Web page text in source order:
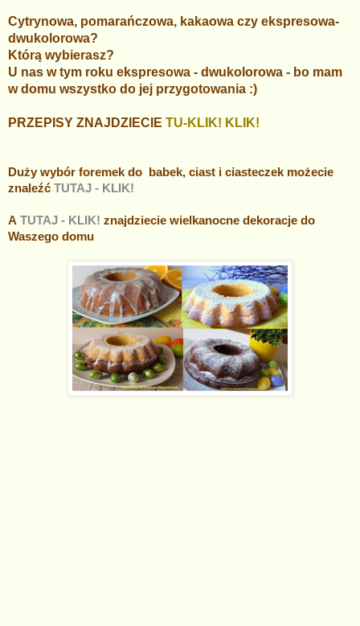
Cytrynowa, pomarańczowa, kakaowa czy ekspresowa-
dwukolorowa?
Którą wybierasz?
U nas w tym roku ekspresowa - dwukolorowa - bo mam
w domu wszystko do jej przygotowania :)
PRZEPISY ZNAJDZIECIE TU-KLIK! KLIK!
Duży wybór foremek do babek, ciast i ciasteczek możecie
znaleźć TUTAJ - KLIK!
A TUTAJ - KLIK! znajdziecie wielkanocne dekoracje do
Waszego domu